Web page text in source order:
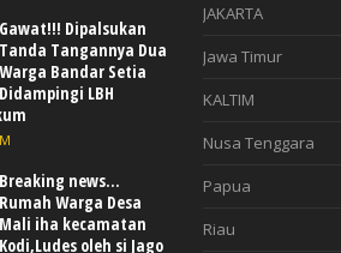
Gawat!!! Dipalsukan
Tanda Tangannya Dua
Warga Bandar Setia
Didampingi LBH
Breaking news...
Rumah Warga Desa
Mali iha kecamatan
Kodi,Ludes oleh si Jago
JAKARTA
Jawa Timur
KALTIM
Nusa Tenggara
Papua
Riau